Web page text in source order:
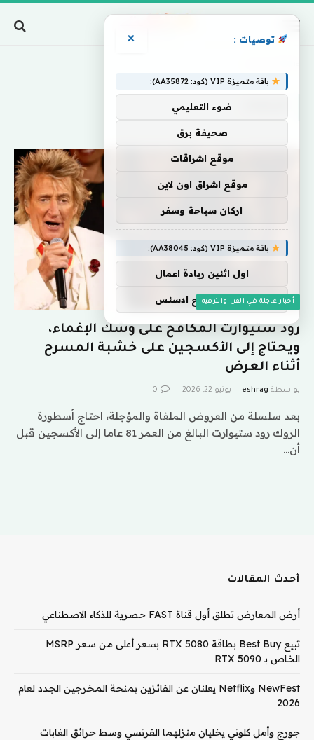
أخبار عاجلة في الفن والترفيه
رود ستيوارت المكافح على وشك الإغماء،
ويحتاج إلى الأكسجين على خشبة المسرح
أثناء العرض
بواسطة eshrag يونيو 22, 2026 0
بعد سلسلة من العروض الملغاة والمؤجلة، احتاج أسطورة
الروك رود ستيوارت البالغ من العمر 81 عاما إلى الأكسجين قبل
أن…
أحدث المقالات
أرض المعارض تطلق أول قناة FAST حصرية للذكاء الاصطناعي
تبيع Best Buy بطاقة RTX 5080 بسعر أعلى من سعر MSRP
الخاص بـ RTX 5090
NewFest وNetflix يعلنان عن الفائزين بمنحة المخرجين الجدد لعام
2026
جورج وأمل كلوني يخليان منزلهما الفرنسي وسط حرائق الغابات
توصيات : ×
باقة متميزة VIP (كود: AA35872):
ضوء التعليمي
صحيفة برق
موقع اشراقات
موقع اشراق اون لاين
اركان سياحة وسفر
باقة متميزة VIP (كود: AA38045):
اول اثنين ريادة اعمال
مشاركة ارباح ادسنس